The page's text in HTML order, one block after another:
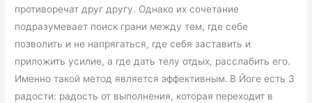
противоречат друг другу. Однако их сочетание
подразумевает поиск грани между тем, где себе
позволить и не напрягаться, где себя заставить и
приложить усилие, а где дать телу отдых, расслабить его.
Именно такой метод является эффективным. В Йоге есть 3
радости: радость от выполнения, которая переходит в